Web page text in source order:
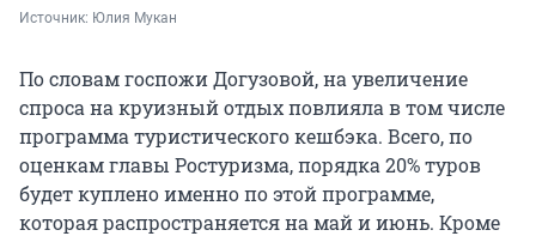
Источник: Юлия Мукан
По словам госпожи Догузовой, на увеличение
спроса на круизный отдых повлияла в том числе
программа туристического кешбэка. Всего, по
оценкам главы Ростуризма, порядка 20% туров
будет куплено именно по этой программе,
которая распространяется на май и июнь. Кроме